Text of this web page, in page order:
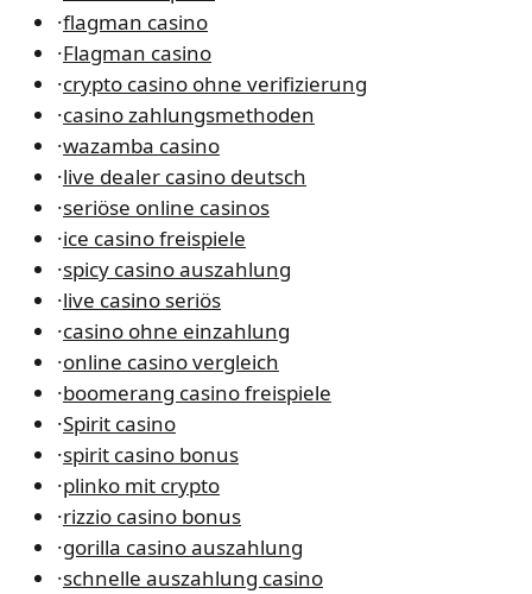
·flagman casino
·Flagman casino
·crypto casino ohne verifizierung
·casino zahlungsmethoden
·wazamba casino
·live dealer casino deutsch
·seriöse online casinos
·ice casino freispiele
·spicy casino auszahlung
·live casino seriös
·casino ohne einzahlung
·online casino vergleich
·boomerang casino freispiele
·Spirit casino
·spirit casino bonus
·plinko mit crypto
·rizzio casino bonus
·gorilla casino auszahlung
·schnelle auszahlung casino